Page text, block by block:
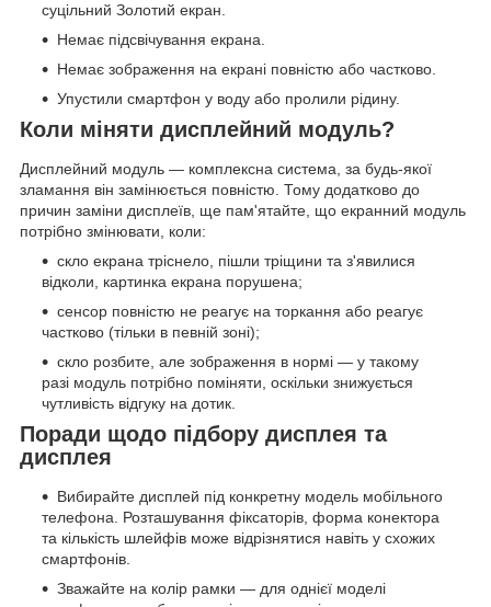
суцільний Золотий екран.
Немає підсвічування екрана.
Немає зображення на екрані повністю або частково.
Упустили смартфон у воду або пролили рідину.
Коли міняти дисплейний модуль?
Дисплейний модуль — комплексна система, за будь-якої
зламання він замінюється повністю. Тому додатково до
причин заміни дисплеїв, ще пам'ятайте, що екранний модуль
потрібно змінювати, коли:
скло екрана тріснело, пішли тріщини та з'явилися
відколи, картинка екрана порушена;
сенсор повністю не реагує на торкання або реагує
частково (тільки в певній зоні);
скло розбите, але зображення в нормі — у такому
разі модуль потрібно поміняти, оскільки знижується
чутливість відгуку на дотик.
Поради щодо підбору дисплея та
дисплея
Вибирайте дисплей під конкретну модель мобільного
телефона. Розташування фіксаторів, форма конектора
та кількість шлейфів може відрізнятися навіть у схожих
смартфонів.
Зважайте на колір рамки — для однієї моделі